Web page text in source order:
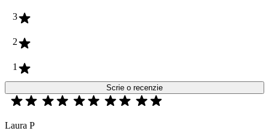
3
2
1
Scrie o recenzie
Laura P